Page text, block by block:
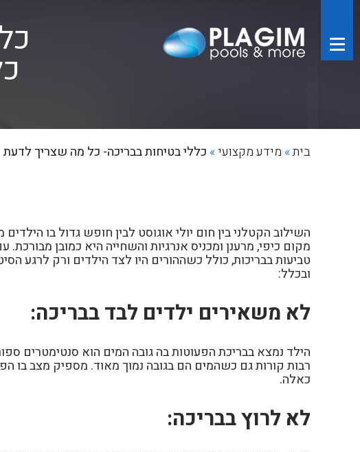
בית» מידע מקצועי» כללי בטיחות בבריכה- כל מה שצריך לדעת
השילוב הקטלני בין חום יולי אוגוסט לבין חופש גדול בו
מקום כיפי, מרענן ומכניס אנרגיות והשחייה היא כמובן
טביעות בבריכות, כולל כשההורים היו לצד הילדים ורק לרגע
ובכלל:
לא משאירים ילדים לבד בבריכה:
הילד נמצא בבריכת הפעוטות בה גובה המים הוא סנטימטרים
רבות קורות גם כשהמים הם בגובה נמוך מאוד. מספיק מצב בו
כאלה.
לא לרוץ בבריכה: